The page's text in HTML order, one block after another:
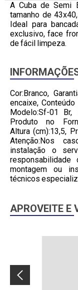
A Cuba de Semi
tamanho de
Ideal para
exclusivo, face
de fácil limpeza.
Cor:Branco,
encaixe,
Modelo:Sf-01 Br,
Produto no
Altura (cm):13,5,
Atenção:Nos
instalação o
montagem ou
técnicos
APROVEITE E